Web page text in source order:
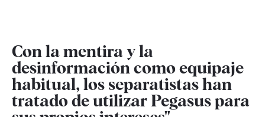
Con la mentira y la
desinformación como equipaje
habitual, los separatistas han
tratado de utilizar Pegasus para